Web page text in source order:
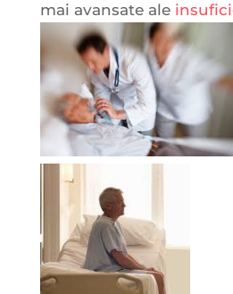
mai avansate ale